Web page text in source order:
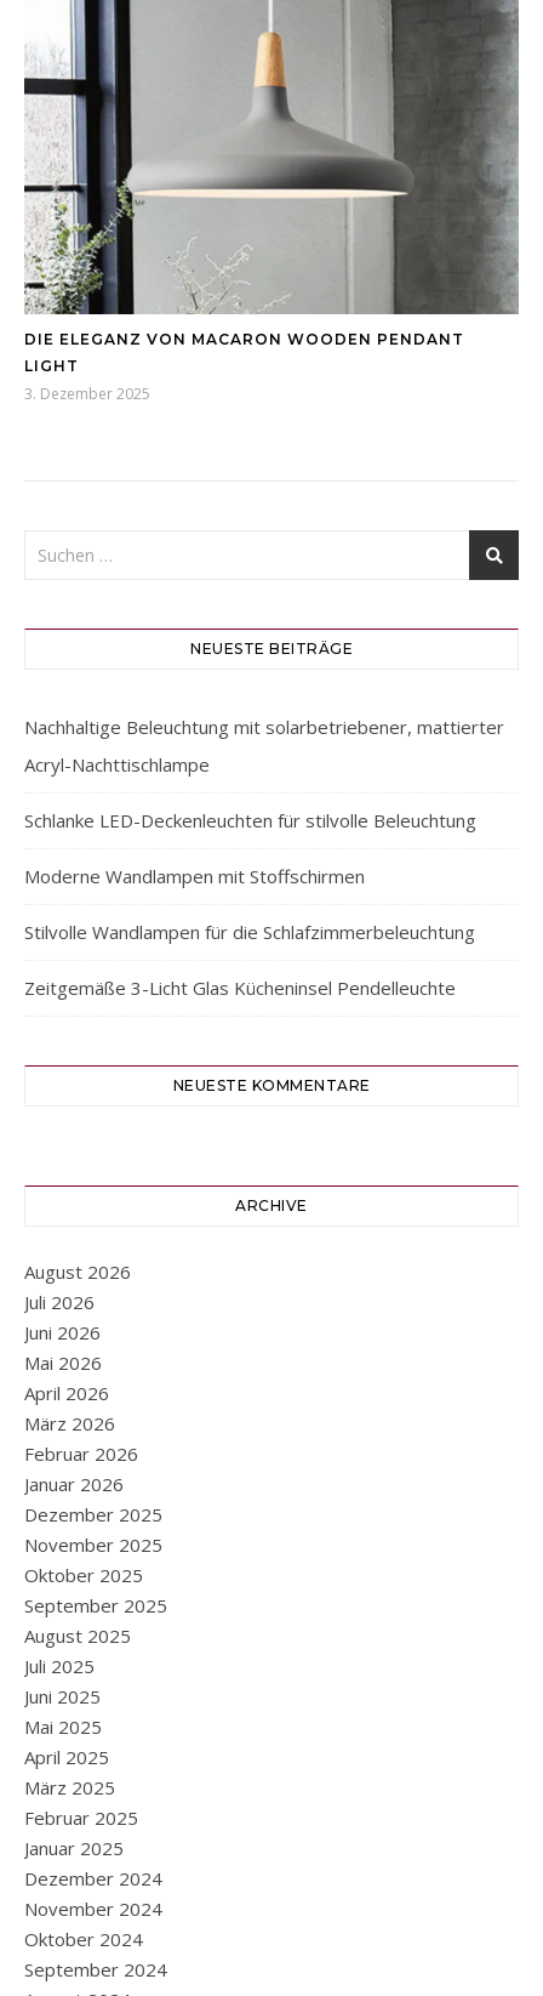
DIE ELEGANZ VON MACARON WOODEN PENDANT
LIGHT
3. Dezember 2025
NEUESTE BEITRÄGE
Nachhaltige Beleuchtung mit solarbetriebener, mattierter
Acryl-Nachttischlampe
Schlanke LED-Deckenleuchten für stilvolle Beleuchtung
Moderne Wandlampen mit Stoffschirmen
Stilvolle Wandlampen für die Schlafzimmerbeleuchtung
Zeitgemäße 3-Licht Glas Kücheninsel Pendelleuchte
NEUESTE KOMMENTARE
ARCHIVE
August 2026
Juli 2026
Juni 2026
Mai 2026
April 2026
März 2026
Februar 2026
Januar 2026
Dezember 2025
November 2025
Oktober 2025
September 2025
August 2025
Juli 2025
Juni 2025
Mai 2025
April 2025
März 2025
Februar 2025
Januar 2025
Dezember 2024
November 2024
Oktober 2024
September 2024